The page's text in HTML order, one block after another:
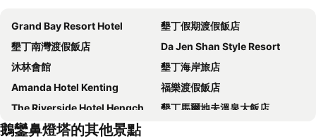
Grand Bay Resort Hotel
墾丁假期渡假飯店
墾丁南灣渡假飯店
Da Jen Shan Style Resort
沐林會館
墾丁海岸旅店
Amanda Hotel Kenting
福樂渡假飯店
The Riverside Hotel Hengchun
墾丁馬爾地夫溫泉大飯店
墾丁寧靜海渡假旅館 (屏東縣)
鵝鑾鼻燈塔的其他景點